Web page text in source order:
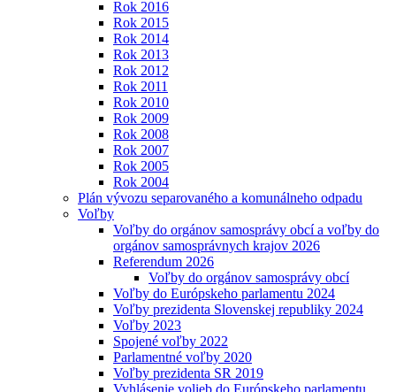
Rok 2016
Rok 2015
Rok 2014
Rok 2013
Rok 2012
Rok 2011
Rok 2010
Rok 2009
Rok 2008
Rok 2007
Rok 2005
Rok 2004
Plán vývozu separovaného a komunálneho odpadu
Voľby
Voľby do orgánov samosprávy obcí a voľby do
orgánov samosprávnych krajov 2026
Referendum 2026
Voľby do orgánov samosprávy obcí
Voľby do Európskeho parlamentu 2024
Voľby prezidenta Slovenskej republiky 2024
Voľby 2023
Spojené voľby 2022
Parlamentné voľby 2020
Voľby prezidenta SR 2019
Vyhlásenie volieb do Európskeho parlamentu